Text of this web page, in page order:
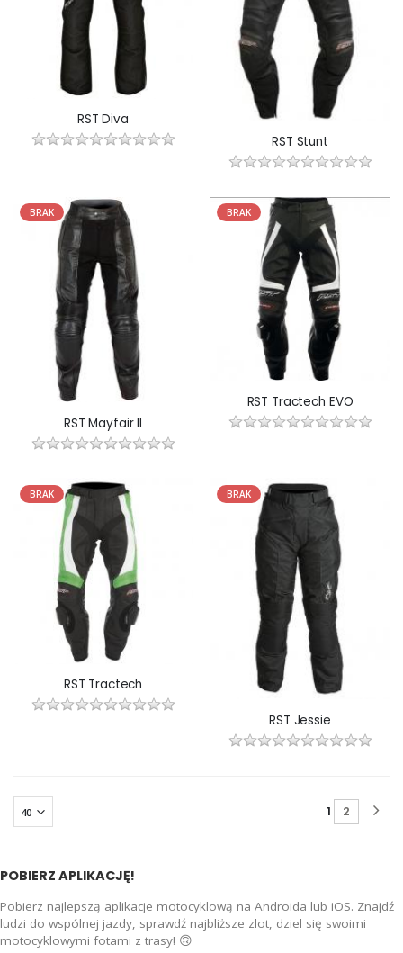
RST Diva
RST Stunt
BRAK
RST Mayfair II
BRAK
RST Tractech EVO
BRAK
RST Tractech
BRAK
RST Jessie
1 2
POBIERZ APLIKACJĘ!
Pobierz najlepszą aplikacje motocyklową na Androida lub iOS. Znajdź
ludzi do wspólnej jazdy, sprawdź najbliższe zlot, dziel się swoimi
motocyklowymi fotami z trasy! 🙃